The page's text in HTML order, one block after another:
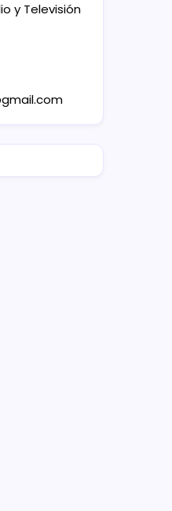
y Televisión